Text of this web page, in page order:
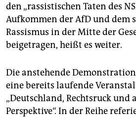
den „rassistischen Taten des
Aufkommen der AfD und dem
Rassismus in der Mitte der
beigetragen, heißt es weiter.
Die anstehende
eine bereits laufende
„Deutschland, Rechtsruck und
Perspektive“. In der Reihe